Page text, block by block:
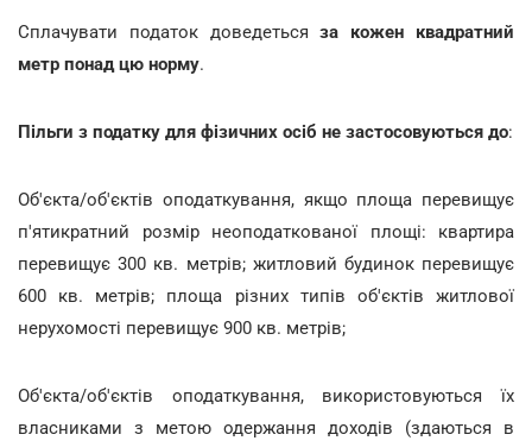
Сплачувати податок доведетьсяза кожен квадратний
метр понад цю норму.
Пільги з податку для фізичних осіб не застосовуються до:
Об'єкта/об'єктів оподаткування, якщо площа перевищує
п'ятикратний розмір неоподаткованої площі: квартира
перевищує 300 кв. метрів; житловий будинок перевищує
600 кв. метрів; площа різних типів об'єктів житлової
нерухомості перевищує 900 кв. метрів;
Об'єкта/об'єктів оподаткування, використовуються їх
власниками з метою одержання доходів (здаються в